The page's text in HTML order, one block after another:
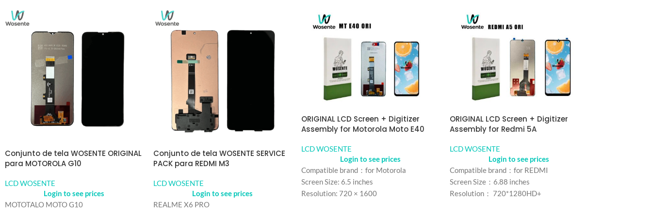
Conjunto de tela WOSENTE ORIGINAL
para MOTOROLA G10
LCD WOSENTE
Login to see prices
MOTOTALO MOTO G10
Conjunto de tela WOSENTE SERVICE
PACK para REDMI M3
LCD WOSENTE
Login to see prices
REALME X6 PRO
ORIGINAL LCD Screen + Digitizer
Assembly for Motorola Moto E40
LCD WOSENTE
Login to see prices
Compatible brand：for Motorola
Screen Size: 6.5 inches
Resolution: 720 × 1600
ORIGINAL LCD Screen + Digitizer
Assembly for Redmi 5A
LCD WOSENTE
Login to see prices
Compatible brand：for REDMI
Screen Size：6.88 inches
Resolution： 720*1280HD+